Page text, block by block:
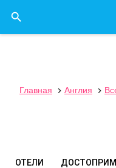

Главная  Англия 
ОТЕЛИ